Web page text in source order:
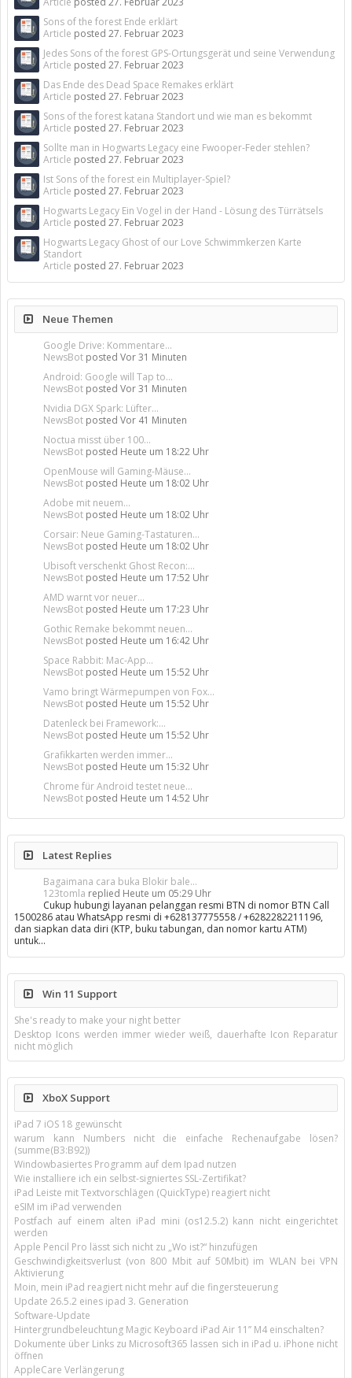
Sons of the forest Ende erklärt
Article posted 27. Februar 2023
Jedes Sons of the forest GPS-Ortungsgerät und seine Verwendung
Article posted 27. Februar 2023
Das Ende des Dead Space Remakes erklärt
Article posted 27. Februar 2023
Sons of the forest katana Standort und wie man es bekommt
Article posted 27. Februar 2023
Sollte man in Hogwarts Legacy eine Fwooper-Feder stehlen?
Article posted 27. Februar 2023
Ist Sons of the forest ein Multiplayer-Spiel?
Article posted 27. Februar 2023
Hogwarts Legacy Ein Vogel in der Hand - Lösung des Türrätsels
Article posted 27. Februar 2023
Hogwarts Legacy Ghost of our Love Schwimmkerzen Karte
Standort
Article posted 27. Februar 2023
Neue Themen
Google Drive: Kommentare...
NewsBot posted Vor 31 Minuten
Android: Google will Tap to...
NewsBot posted Vor 31 Minuten
Nvidia DGX Spark: Lüfter...
NewsBot posted Vor 41 Minuten
Noctua misst über 100...
NewsBot posted Heute um 18:22 Uhr
OpenMouse will Gaming-Mäuse...
NewsBot posted Heute um 18:02 Uhr
Adobe mit neuem...
NewsBot posted Heute um 18:02 Uhr
Corsair: Neue Gaming-Tastaturen...
NewsBot posted Heute um 18:02 Uhr
Ubisoft verschenkt Ghost Recon:...
NewsBot posted Heute um 17:52 Uhr
AMD warnt vor neuer...
NewsBot posted Heute um 17:23 Uhr
Gothic Remake bekommt neuen...
NewsBot posted Heute um 16:42 Uhr
Space Rabbit: Mac-App...
NewsBot posted Heute um 15:52 Uhr
Vamo bringt Wärmepumpen von Fox...
NewsBot posted Heute um 15:52 Uhr
Datenleck bei Framework:...
NewsBot posted Heute um 15:52 Uhr
Grafikkarten werden immer...
NewsBot posted Heute um 15:32 Uhr
Chrome für Android testet neue...
NewsBot posted Heute um 14:52 Uhr
Latest Replies
Bagaimana cara buka Blokir bale...
123tomla replied Heute um 05:29 Uhr
Cukup hubungi layanan pelanggan resmi BTN di nomor BTN Call
1500286 atau WhatsApp resmi di +628137775558 / +6282282211196,
dan siapkan data diri (KTP, buku tabungan, dan nomor kartu ATM)
untuk…
Win 11 Support
She's ready to make your night better
Desktop Icons werden immer wieder weiß, dauerhafte Icon Reparatur
nicht möglich
XboX Support
iPad 7 iOS 18 gewünscht
warum kann Numbers nicht die einfache Rechenaufgabe lösen?
(summe(B3:B92))
Windowbasiertes Programm auf dem Ipad nutzen
Wie installiere ich ein selbst-signiertes SSL-Zertifikat?
iPad Leiste mit Textvorschlägen (QuickType) reagiert nicht
eSIM im iPad verwenden
Postfach auf einem alten iPad mini (os12.5.2) kann nicht eingerichtet
werden
Apple Pencil Pro lässt sich nicht zu „Wo ist?“ hinzufügen
Geschwindigkeitsverlust (von 800 Mbit auf 50Mbit) im WLAN bei VPN
Aktivierung
Moin, mein iPad reagiert nicht mehr auf die fingersteuerung
Update 26.5.2 eines ipad 3. Generation
Software-Update
Hintergrundbeleuchtung Magic Keyboard iPad Air 11’’ M4 einschalten?
Dokumente über Links zu Microsoft365 lassen sich in iPad u. iPhone nicht
öffnen
AppleCare Verlängerung